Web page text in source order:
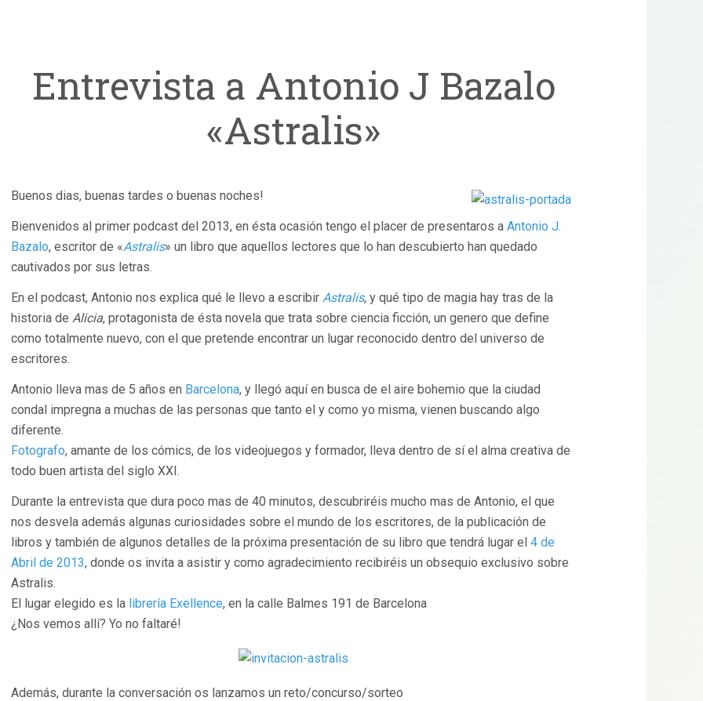
Entrevista a Antonio J Bazalo
«Astralis»
Buenos dias, buenas tardes o buenas noches!
Bienvenidos al primer podcast del 2013, en ésta ocasión tengo el placer de presentaros a Antonio J.
Bazalo, escritor de «Astralis» un libro que aquellos lectores que lo han descubierto han quedado
cautivados por sus letras.
En el podcast, Antonio nos explica qué le llevo a escribir Astralis, y qué tipo de magia hay tras de la
historia de Alicia, protagonista de ésta novela que trata sobre ciencia ficción, un genero que define
como totalmente nuevo, con el que pretende encontrar un lugar reconocido dentro del universo de
escritores.
Antonio lleva mas de 5 años en Barcelona, y llegó aquí en busca de el aire bohemio que la ciudad
condal impregna a muchas de las personas que tanto el y como yo misma, vienen buscando algo
diferente.
Fotografo, amante de los cómics, de los videojuegos y formador, lleva dentro de sí el alma creativa de
todo buen artista del siglo XXI.
Durante la entrevista que dura poco mas de 40 minutos, descubriréis mucho mas de Antonio, el que
nos desvela además algunas curiosidades sobre el mundo de los escritores, de la publicación de
libros y también de algunos detalles de la próxima presentación de su libro que tendrá lugar el 4 de
Abril de 2013, donde os invita a asistir y como agradecimiento recibiréis un obsequio exclusivo sobre
Astralis.
El lugar elegido es la librería Exellence, en la calle Balmes 191 de Barcelona
¿Nos vemos allí? Yo no faltaré!
Además, durante la conversación os lanzamos un reto/concurso/sorteo